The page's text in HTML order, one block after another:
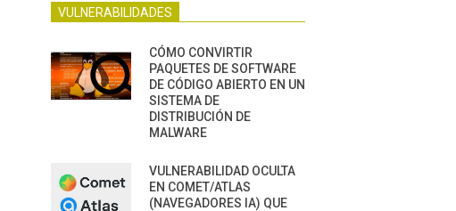
VULNERABILIDADES
CÓMO CONVIRTIR
PAQUETES DE SOFTWARE
DE CÓDIGO ABIERTO EN UN
SISTEMA DE
DISTRIBUCIÓN DE
MALWARE
VULNERABILIDAD OCULTA
EN COMET/ATLAS
(NAVEGADORES IA) QUE